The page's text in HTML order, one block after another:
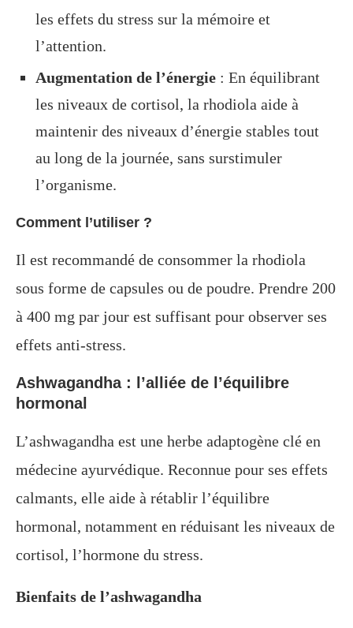
les effets du stress sur la mémoire et
l’attention.
Augmentation de l’énergie : En équilibrant
les niveaux de cortisol, la rhodiola aide à
maintenir des niveaux d’énergie stables tout
au long de la journée, sans surstimuler
l’organisme.
Comment l’utiliser ?
Il est recommandé de consommer la rhodiola
sous forme de capsules ou de poudre. Prendre 200
à 400 mg par jour est suffisant pour observer ses
effets anti-stress.
Ashwagandha : l’alliée de l’équilibre
hormonal
L’ashwagandha est une herbe adaptogène clé en
médecine ayurvédique. Reconnue pour ses effets
calmants, elle aide à rétablir l’équilibre
hormonal, notamment en réduisant les niveaux de
cortisol, l’hormone du stress.
Bienfaits de l’ashwagandha